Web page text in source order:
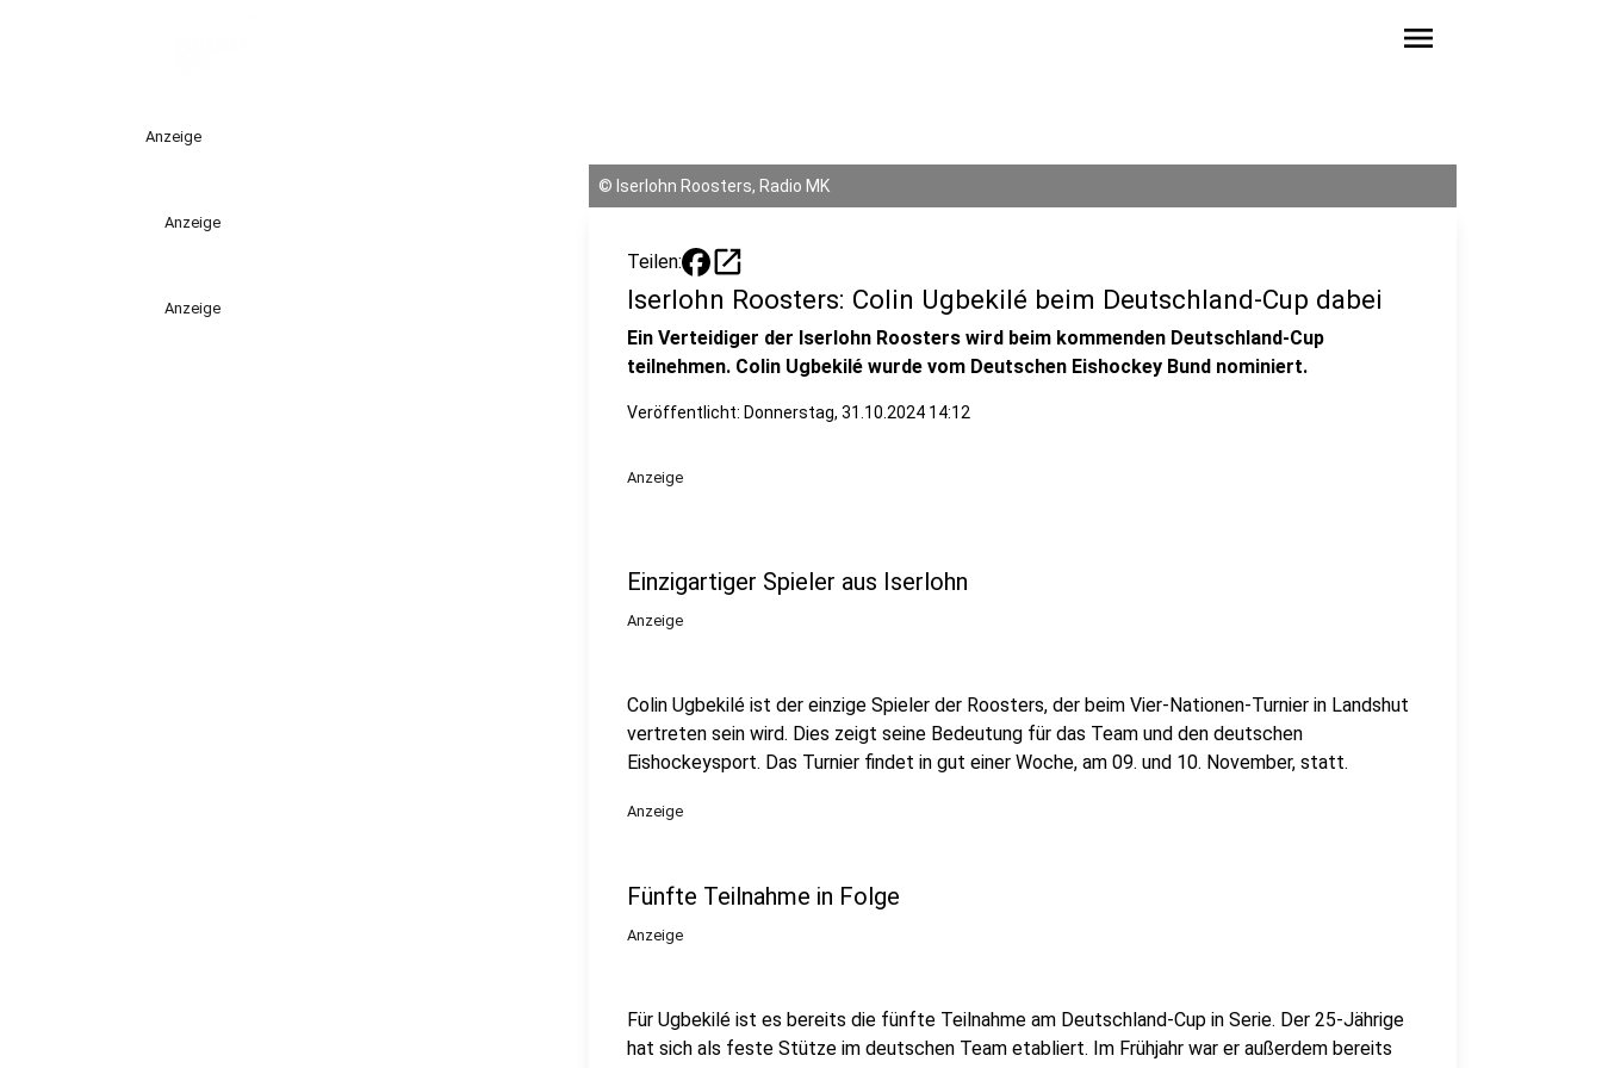
menu
Anzeige
Anzeige
Anzeige
© Iserlohn Roosters, Radio MK
Teilen: open_in_new
Iserlohn Roosters: Colin Ugbekilé beim Deutschland-Cup dabei
Ein Verteidiger der Iserlohn Roosters wird beim kommenden Deutschland-Cup
teilnehmen. Colin Ugbekilé wurde vom Deutschen Eishockey Bund nominiert.
Veröffentlicht: Donnerstag, 31.10.2024 14:12
Anzeige
Einzigartiger Spieler aus Iserlohn
Anzeige
Colin Ugbekilé ist der einzige Spieler der Roosters, der beim Vier-Nationen-Turnier in Landshut
vertreten sein wird. Dies zeigt seine Bedeutung für das Team und den deutschen
Eishockeysport. Das Turnier findet in gut einer Woche, am 09. und 10. November, statt.
Anzeige
Fünfte Teilnahme in Folge
Anzeige
Für Ugbekilé ist es bereits die fünfte Teilnahme am Deutschland-Cup in Serie. Der 25-Jährige
hat sich als feste Stütze im deutschen Team etabliert. Im Frühjahr war er außerdem bereits